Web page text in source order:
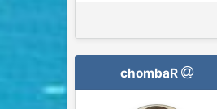
chombaR